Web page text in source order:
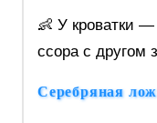
👶 У кроватки
ссора с другом
Серебряная